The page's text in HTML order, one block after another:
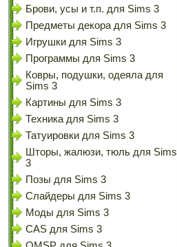
Брови, усы и т.п. для Sims 3
Предметы декора для Sims 3
Игрушки для Sims 3
Программы для Sims 3
Ковры, подушки, одеяла для
Sims 3
Картины для Sims 3
Техника для Sims 3
Татуировки для Sims 3
Шторы, жалюзи, тюль для Sims
3
Позы для Sims 3
Слайдеры для Sims 3
Моды для Sims 3
CAS для Sims 3